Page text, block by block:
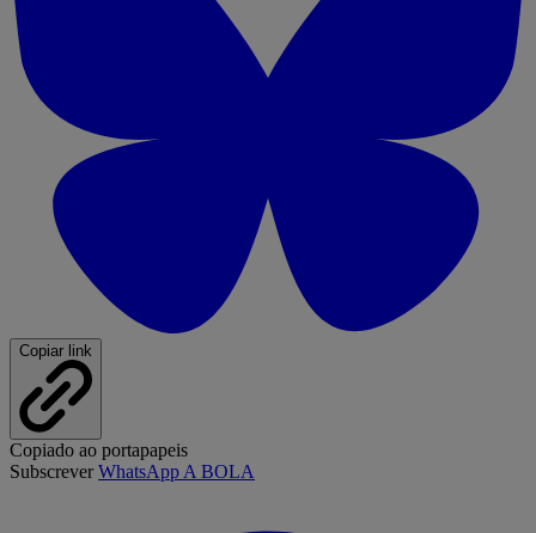
Copiar link
Copiado ao portapapeis
SubscreverWhatsApp A BOLA